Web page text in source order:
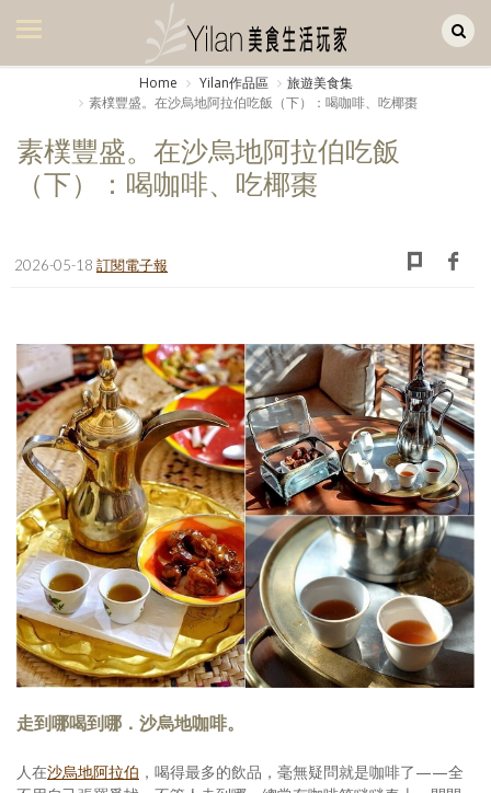
美食集
美飲集
廚房集
旅遊集
日記簿
餐桌週記
享樂隨手拍
照相簿
影音區
創意出版服務
歷史區
關於Yilan
個人著作
活動實況記錄
Home Yilan作品區
旅遊美食集
素樸豐盛。在沙烏地阿拉伯吃飯（下）：喝咖啡、吃椰棗
素樸豐盛。在沙烏地阿拉伯吃飯
（下）：喝咖啡、吃椰棗
2026-05-18 訂閱電子報
走到哪喝到哪．沙烏地咖啡。
人在沙烏地阿拉伯 ，喝得最多的飲品，毫無疑問就是咖啡了——全